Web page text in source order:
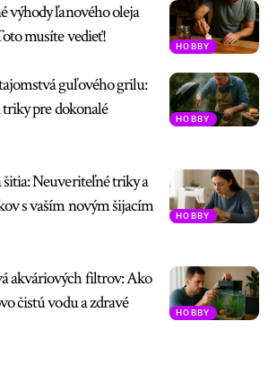
HOBBY
výhody ľanového oleja
musíte vedieť!
HOBBY
guľového grilu:
pre dokonalé
HOBBY
Neuveriteľné triky a
s vaším novým šijacím
HOBBY
akváriových filtrov: Ako
čistú vodu a zdravé